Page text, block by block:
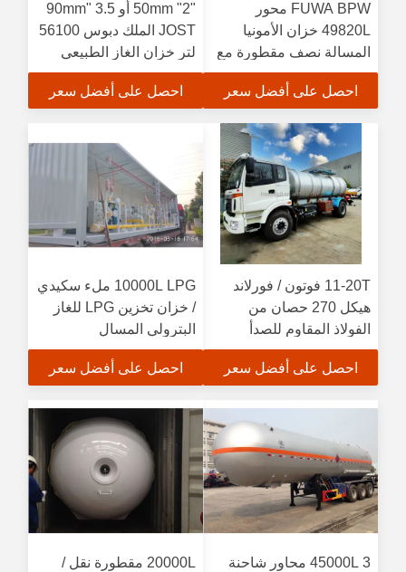
FUWA BPW محور
49820L خزان الأمونيا
المسالة نصف مقطورة مع
2" 50mm JOST كينغ بين
احصل على أفضل سعر
"2" 50mm أو 3.5 "90mm
JOST الملك دبوس 56100
لتر خزان الغاز الطبيعي
المسال نصف مقطورة
للنقل
احصل على أفضل سعر
11-20T فوتون / فورلاند
هيكل 270 حصان من
الفولاذ المقاوم للصدأ
SS304 ناقل للماء وتوصيل
الطعام
احصل على أفضل سعر
10000L LPG ملء سكيدي
/ خزان تخزين LPG للغاز
البترولي المسال
احصل على أفضل سعر
45000L 3 محاور شاحنة
20000L مقطورة نقل /